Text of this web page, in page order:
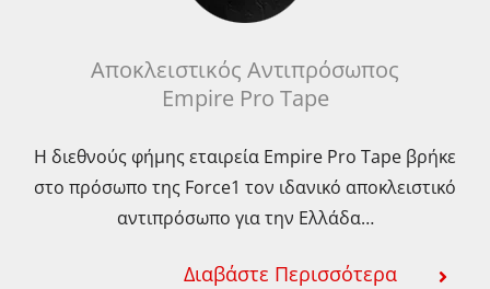
Αποκλειστικός Αντιπρόσωπος
Empire Pro Tape
Η διεθνούς φήμης εταιρεία Empire Pro Tape βρήκε
στο πρόσωπο της Force1 τον ιδανικό αποκλειστικό
αντιπρόσωπο για την Ελλάδα…
Διαβάστε Περισσότερα